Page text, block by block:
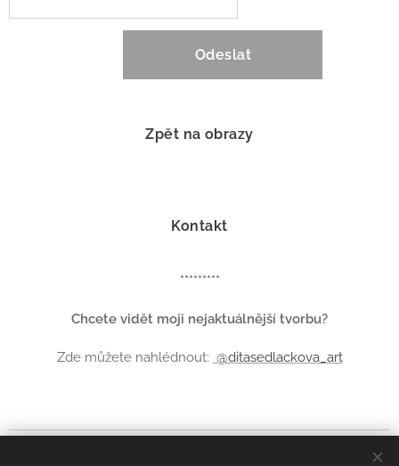
Odeslat
Zpět na obrazy
Kontakt
*********
Chcete vidět moji nejaktuálnější tvorbu?
Zde můžete nahlédnout: @ditasedlackova_art